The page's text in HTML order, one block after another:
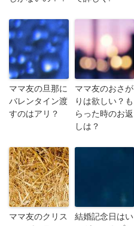
ママ友の旦那に
バレンタイン渡
すのはアリ？
ママ友のおさが
りは欲しい？も
らった時のお返
しは？
ママ友のクリス
結婚記念日はい